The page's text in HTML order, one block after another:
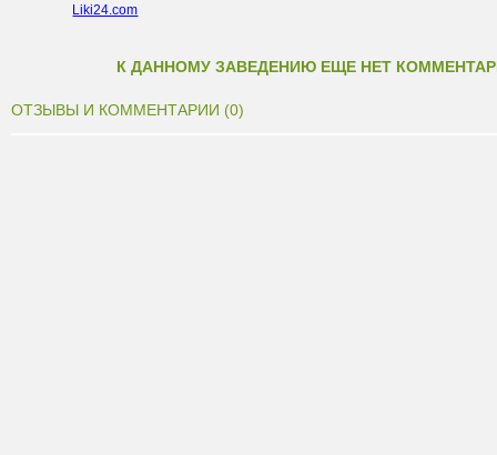
Liki24.com
К ДАННОМУ ЗАВЕДЕНИЮ ЕЩЕ НЕТ
ОТЗЫВЫ И КОММЕНТАРИИ (0)